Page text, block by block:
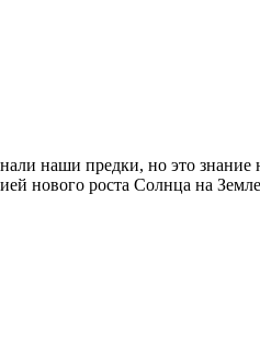
наши предки, но это
нового роста Солнца на